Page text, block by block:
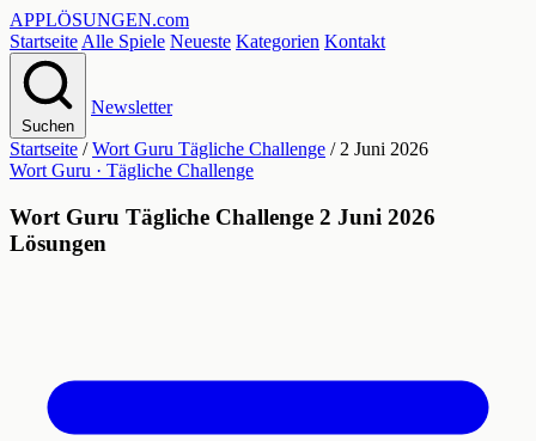
APPLÖSUNGEN.com
Startseite Alle Spiele Neueste Kategorien Kontakt
Suchen
Newsletter
Startseite / Wort Guru Tägliche Challenge / 2 Juni 2026
Wort Guru · Tägliche Challenge
Wort Guru Tägliche Challenge 2 Juni 2026
Lösungen